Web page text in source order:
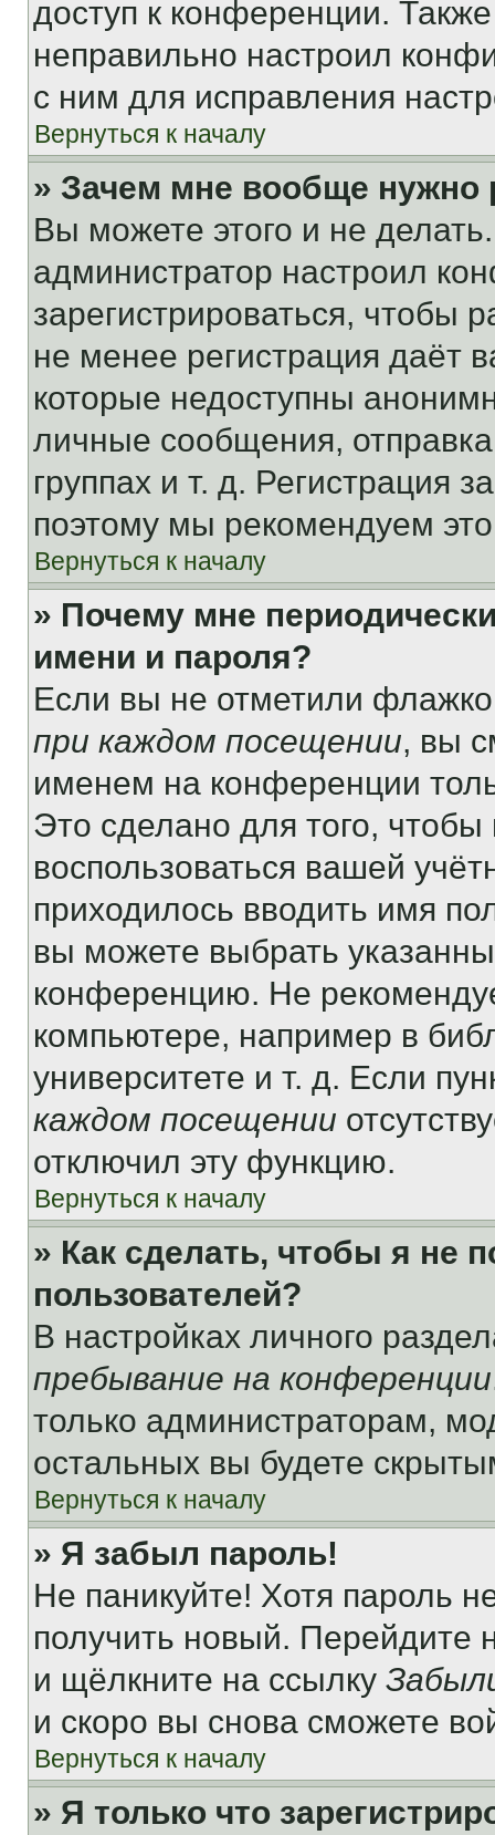
доступ к конференции.
неправильно настроил
с ним для исправления
Вернуться к началу
» Зачем мне вообще нужно
Вы можете этого и не
администратор настроил
зарегистрироваться, чтобы
не менее регистрация даёт
которые недоступны
личные сообщения,
группах и т. д. Регистрация
поэтому мы рекомендуем
Вернуться к началу
» Почему мне
имени и пароля?
Если вы не отметили
при каждом посещении, вы
именем на конференции
Это сделано для того, чтобы
воспользоваться вашей
приходилось вводить имя
вы можете выбрать
конференцию. Не
компьютере, например в
университете и т. д. Если
каждом посещении
отключил эту функцию.
Вернуться к началу
» Как сделать, чтобы я не
пользователей?
В настройках личного
пребывание на конференции
только администраторам,
остальных вы будете
Вернуться к началу
» Я забыл пароль!
Не паникуйте! Хотя пароль
получить новый. Перейдите
и щёлкните на ссылку
и скоро вы снова сможете
Вернуться к началу
» Я только что